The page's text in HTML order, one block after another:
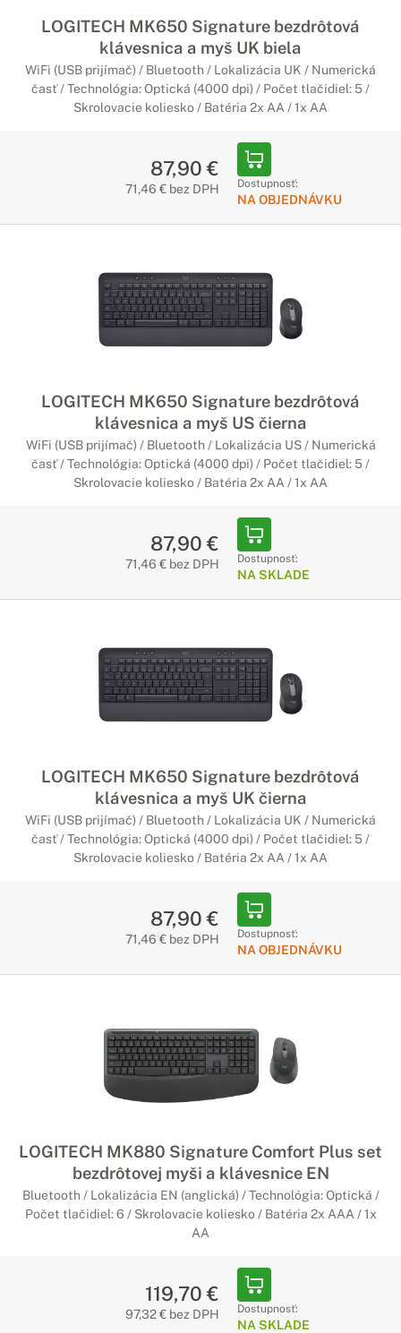
LOGITECH MK650 Signature bezdrôtová
klávesnica a myš UK biela
WiFi (USB prijímač) / Bluetooth / Lokalizácia UK / Numerická
časť / Technológia: Optická (4000 dpi) / Počet tlačidiel: 5 /
Skrolovacie koliesko / Batéria 2x AA / 1x AA
87,90 €
71,46 € bez DPH Dostupnosť:
NA OBJEDNÁVKU
LOGITECH MK650 Signature bezdrôtová
klávesnica a myš US čierna
WiFi (USB prijímač) / Bluetooth / Lokalizácia US / Numerická
časť / Technológia: Optická (4000 dpi) / Počet tlačidiel: 5 /
Skrolovacie koliesko / Batéria 2x AA / 1x AA
87,90 €
71,46 € bez DPH Dostupnosť:
NA SKLADE
LOGITECH MK650 Signature bezdrôtová
klávesnica a myš UK čierna
WiFi (USB prijímač) / Bluetooth / Lokalizácia UK / Numerická
časť / Technológia: Optická (4000 dpi) / Počet tlačidiel: 5 /
Skrolovacie koliesko / Batéria 2x AA / 1x AA
87,90 €
71,46 € bez DPH Dostupnosť:
NA OBJEDNÁVKU
LOGITECH MK880 Signature Comfort Plus set
bezdrôtovej myši a klávesnice EN
Bluetooth / Lokalizácia EN (anglická) / Technológia: Optická /
Počet tlačidiel: 6 / Skrolovacie koliesko / Batéria 2x AAA / 1x
AA
119,70 €
97,32 € bez DPH Dostupnosť:
NA SKLADE